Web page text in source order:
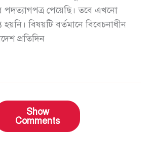
পদত্যাগপত্র পেয়েছি। তবে এখনো
হয়নি। বিষয়টি বর্তমানে বিবেচনাধীন
প্রতিদিন
Show
Comments